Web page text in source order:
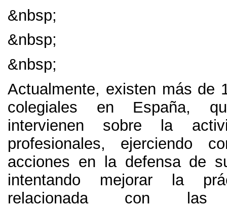
&nbsp;
&nbsp;
&nbsp;
Actualmente, existen más de
colegiales en España,
intervienen sobre la
profesionales, ejerciendo
acciones en la defensa de
intentando mejorar la
relacionada con las